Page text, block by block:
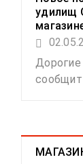
удилищ